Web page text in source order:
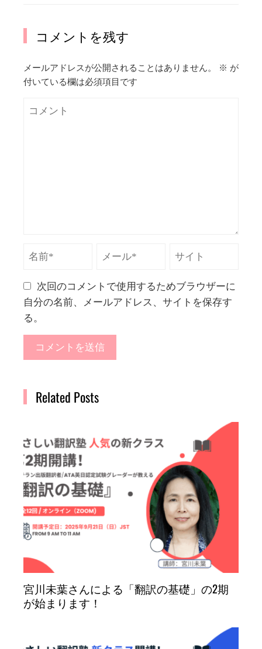
コメントを残す
メールアドレスが公開されることはありません。 ※ が
付いている欄は必須項目です
次回のコメントで使用するためブラウザーに
自分の名前、メールアドレス、サイトを保存す
る。
Related Posts
宮川未葉さんによる「翻訳の基礎」の2期
が始まります！